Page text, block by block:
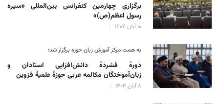
برگزاری چهارمین کنفرانس بین‌المللی «سیره
رسول اعظم(ص)»
۱۰ آبان ۱۴۰۴
به همت مرکز آموزش زبان حوزه‌ برگزار شد؛
دورهٔ فشردهٔ دانش‌افزایی استادان و
زبان‌آموختگان مکالمه عربی حوزهٔ علمیهٔ قزوین
۸ آبان ۱۴۰۴